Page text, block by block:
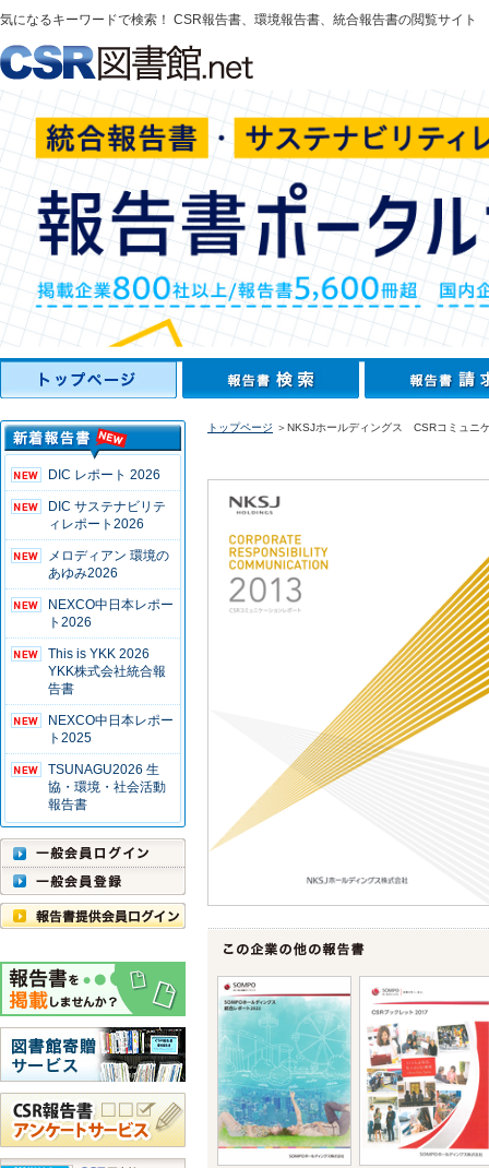
気になるキーワードで検索！ CSR報告書、環境報告書、統合報告書の閲覧サイト
DIC レポート 2026
DIC サステナビリテ
ィレポート2026
メロディアン 環境の
あゆみ2026
NEXCO中日本レポー
ト2026
This is YKK 2026
YKK株式会社統合報
告書
NEXCO中日本レポー
ト2025
TSUNAGU2026 生
協・環境・社会活動
報告書
トップページ ＞NKSJホールディングス CSRコミュニ